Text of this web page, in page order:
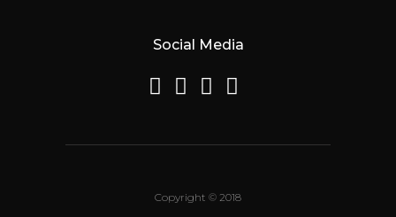
Social Media
Copyright © 2018